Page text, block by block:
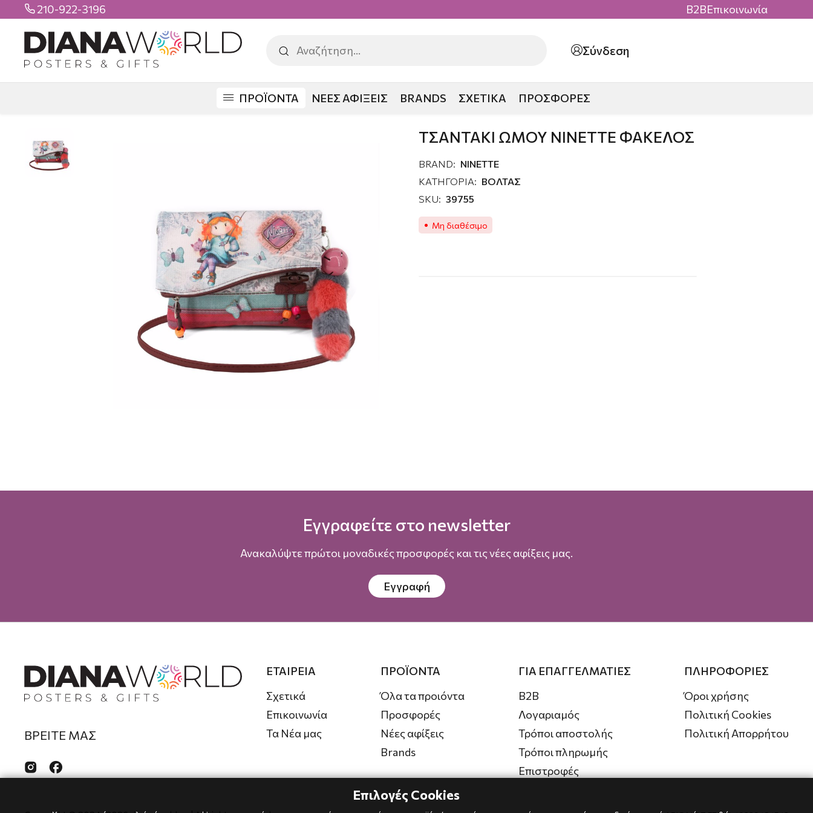
 210-922-3196 B2BΕπικοινωνία
Σύνδεση
ΠΡΟΪΟΝΤΑ ΝΕΕΣ ΑΦΙΞΕΙΣ BRANDS ΣΧΕΤΙΚΑ ΠΡΟΣΦΟΡΕΣ
ΤΣΑΝΤΑΚΙ ΩΜΟΥ NINETTE ΦΑΚΕΛΟΣ
BRAND: NINETTE
ΚΑΤΗΓΟΡΙΑ: ΒΟΛΤΑΣ
SKU: 39755
Μη διαθέσιμο
Εγγραφείτε στο newsletter
Ανακαλύψτε πρώτοι μοναδικές προσφορές και τις νέες αφίξεις μας.
Εγγραφή
ΒΡΕΙΤΕ ΜΑΣ
 
ΕΤΑΙΡΕΙΑ
Σχετικά
Επικοινωνία
Τα Νέα μας
ΠΡΟΪΟΝΤΑ
Όλα τα προιόντα
Προσφορές
Νέες αφίξεις
Brands
ΓΙΑ ΕΠΑΓΓΕΛΜΑΤΙΕΣ
B2B
Λογαριαμός
Τρόποι αποστολής
Τρόποι πληρωμής
Επιστροφές
ΠΛΗΡΟΦΟΡΙΕΣ
Όροι χρήσης
Πολιτική Cookies
Πολιτική Απορρήτου
Επιλογές Cookies